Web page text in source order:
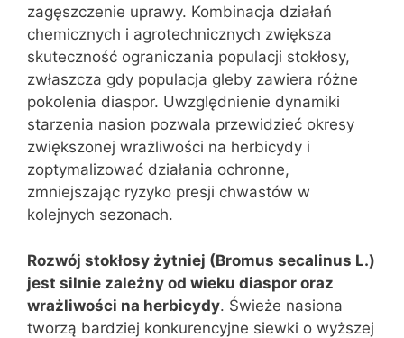
zagęszczenie uprawy. Kombinacja działań
chemicznych i agrotechnicznych zwiększa
skuteczność ograniczania populacji stokłosy,
zwłaszcza gdy populacja gleby zawiera różne
pokolenia diaspor. Uwzględnienie dynamiki
starzenia nasion pozwala przewidzieć okresy
zwiększonej wrażliwości na herbicydy i
zoptymalizować działania ochronne,
zmniejszając ryzyko presji chwastów w
kolejnych sezonach.
Rozwój stokłosy żytniej (Bromus secalinus L.)
jest silnie zależny od wieku diaspor oraz
wrażliwości na herbicydy. Świeże nasiona
tworzą bardziej konkurencyjne siewki o wyższej